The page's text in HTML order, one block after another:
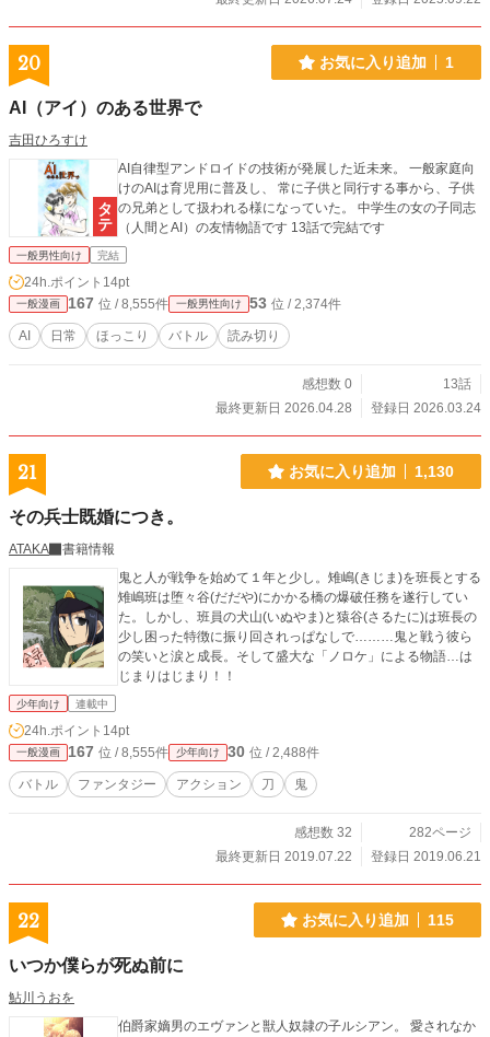
20 お気に入り追加 1
AI（アイ）のある世界で
吉田ひろすけ
AI自律型アンドロイドの技術が発展した近未来。 一般家庭向
けのAIは育児用に普及し、 常に子供と同行する事から、子供
の兄弟として扱われる様になっていた。 中学生の女の子同志
（人間とAI）の友情物語です 13話で完結です
一般男性向け 完結
24h.ポイント 14pt
一般漫画 167 位 / 8,555件 一般男性向け 53 位 / 2,374件
AI 日常 ほっこり バトル 読み切り
感想数 0
13話
最終更新日 2026.04.28
登録日 2026.03.24
21 お気に入り追加 1,130
その兵士既婚につき。
ATAKA
書籍情報
鬼と人が戦争を始めて１年と少し。雉嶋(きじま)を班長とする
雉嶋班は堕々谷(だだや)にかかる橋の爆破任務を遂行してい
た。しかし、班員の犬山(いぬやま)と猿谷(さるたに)は班長の
少し困った特徴に振り回されっぱなしで………鬼と戦う彼ら
の笑いと涙と成長。そして盛大な「ノロケ」による物語…は
じまりはじまり！！
少年向け 連載中
24h.ポイント 14pt
一般漫画 167 位 / 8,555件 少年向け 30 位 / 2,488件
バトル ファンタジー アクション 刀 鬼
感想数 32
282ページ
最終更新日 2019.07.22
登録日 2019.06.21
22 お気に入り追加 115
いつか僕らが死ぬ前に
鮎川うおを
伯爵家嫡男のエヴァンと獣人奴隷の子ルシアン。 愛されなか